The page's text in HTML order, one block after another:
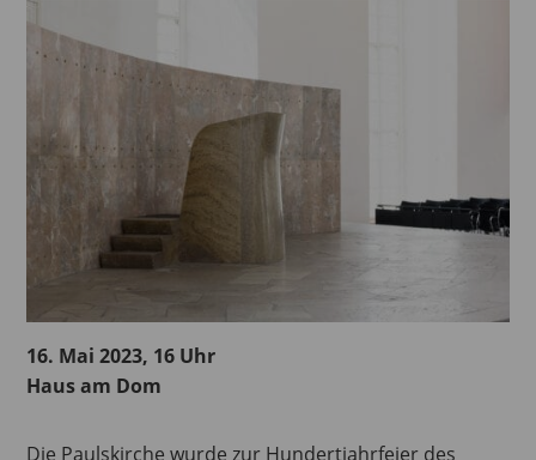
16. Mai 2023, 16 Uhr
Haus am Dom
Die Paulskirche wurde zur Hundertjahrfeier des